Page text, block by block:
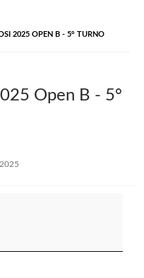
2025 OPEN B - 5° TURNO
Open B - 5°